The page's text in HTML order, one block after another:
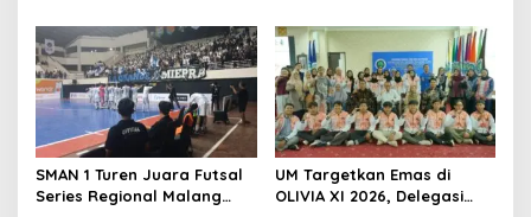
Kebersamaan, ini Kata
Untari
Laga Krusial AFF 2026
SMAN 1 Turen Juara Futsal
Series Regional Malang
UM Targetkan Emas di
OLIVIA XI 2026, Delegasi